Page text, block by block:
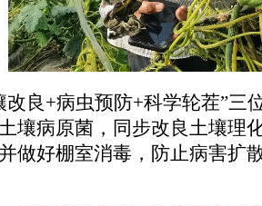
改良+病虫预防+科学轮茬”三
壤病原菌，同步改良土壤
做好棚室消毒，防止病害